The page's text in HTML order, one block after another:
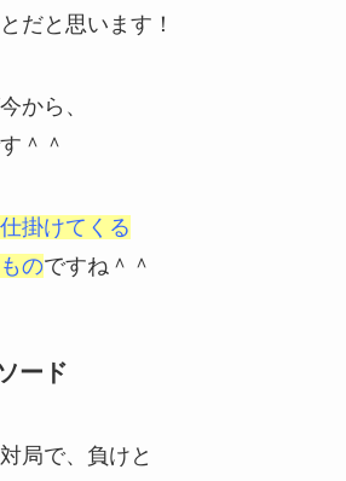
だと思います！
から、
＾＾
掛けてくる
のですね＾＾
ード
局で、負けと